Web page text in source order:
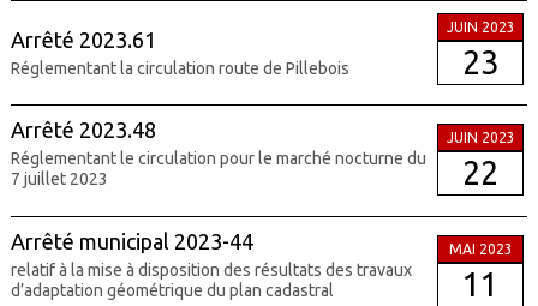
Arrêté 2023.61
Réglementant la circulation route de Pillebois
JUIN 2023
23
Arrêté 2023.48
Réglementant le circulation pour le marché nocturne du
7 juillet 2023
JUIN 2023
22
Arrêté municipal 2023-44
relatif à la mise à disposition des résultats des travaux
d’adaptation géométrique du plan cadastral
MAI 2023
11